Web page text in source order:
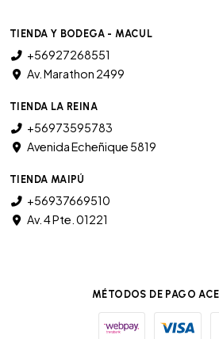
TIENDA Y BODEGA - MACUL
+56927268551
Av. Marathon 2499
TIENDA LA REINA
+56973595783
Avenida Echeñique 5819
TIENDA MAIPÚ
+56937669510
Av. 4 Pte. 01221
MÉTODOS DE PAGO